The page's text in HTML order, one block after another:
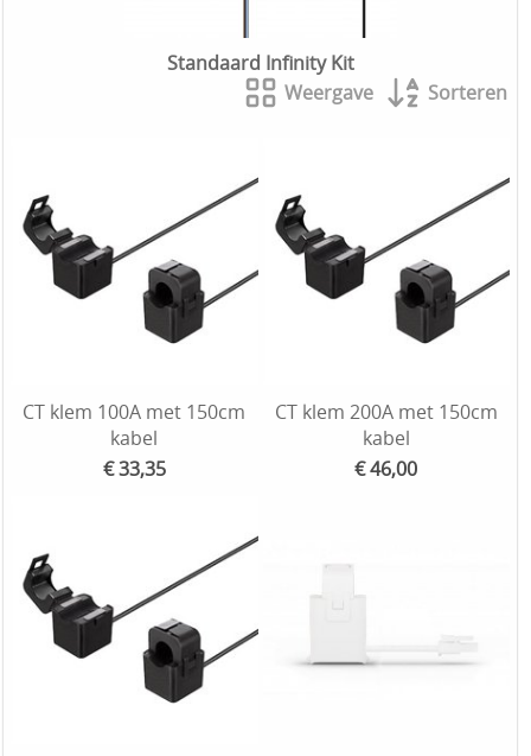
Standaard Infinity Kit
Weergave
Sorteren
CT klem 100A met 150cm
kabel
€ 33,35
CT klem 200A met 150cm
kabel
€ 46,00